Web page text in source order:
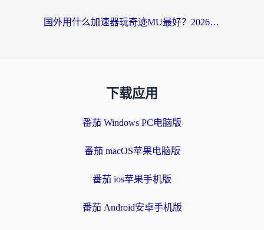
国外用什么加速器玩奇迹MU最好？2026海外玩家国服游戏加速全攻略
下载应用
番茄 Windows PC电脑版
番茄 macOS苹果电脑版
番茄 ios苹果手机版
番茄 Android安卓手机版